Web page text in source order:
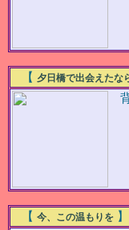
【 夕日橋で出会えたな
【 今、この温もりを